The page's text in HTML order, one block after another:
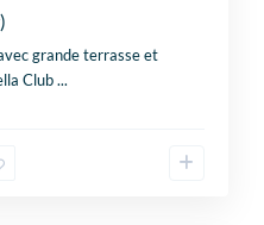
grande terrasse et
Club...